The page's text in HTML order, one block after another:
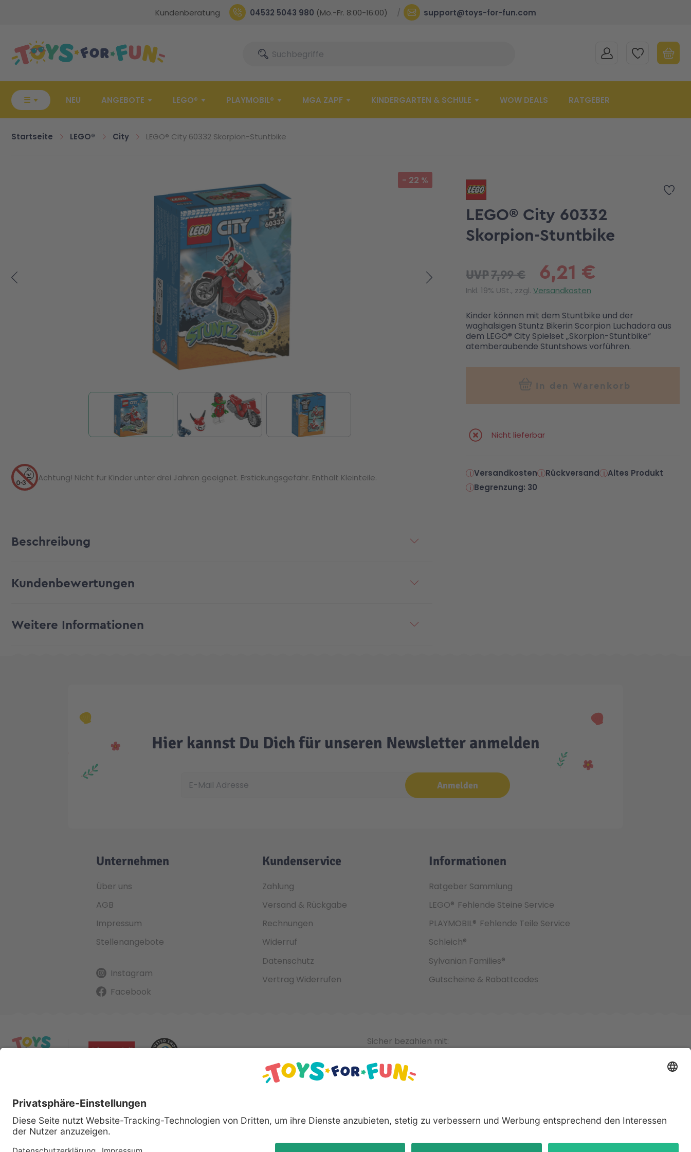
Kundenberatung 04532 5043 980 (Mo.-Fr. 8:00-16:00) support@toys-for-fun.com
SucheSuche MEIN KONTOMEINE WUNSCHLISTE
☰ NEU ANGEBOTE LEGO® PLAYMOBIL® MGA ZAPF KINDERGARTEN & SCHULE WOW DEALS RATGEBER
Startseite LEGO® City LEGO® City 60332 Skorpion-Stuntbike
- 22 %
Zur
LEGO® City 60332
Skorpion-Stuntbike
6,21 €
UVP7,99 €
Inkl. 19% USt., zzgl. Versandkosten
Kinder können mit dem Stuntbike und der
waghalsigen Stuntz Bikerin Scorpion Luchadora aus
dem LEGO® City Spielset „Skorpion-Stuntbike“
atemberaubende Stuntshows vorführen.
In den Warenkorb
Nicht lieferbar
Versandkosten Rückversand
Altes Produkt
Begrenzung: 30
Achtung! Nicht für Kinder unter drei Jahren geeignet. Erstickungsgefahr. Enthält Kleinteile.
Beschreibung
Kundenbewertungen
Weitere Informationen
Hier kannst Du Dich für unseren Newsletter anmelden
Anmelden
Unternehmen
Über uns
AGB
Impressum
Stellenangebote
Instagram
Facebook
Kundenservice
Zahlung
Versand & Rückgabe
Rechnungen
Widerruf
Datenschutz
Vertrag Widerrufen
Informationen
Ratgeber Sammlung
LEGO® Fehlende Steine Service
PLAYMOBIL® Fehlende Teile Service
Schleich®
Sylvanian Families®
Gutscheine & Rabattcodes
Sicher bezahlen mit:
Alle genannten Produkte und Logos sind eingetragene Warenzeichen der jeweiligen